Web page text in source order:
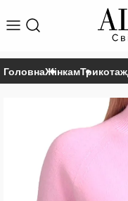
ГоловнаЖінкамТрикотаж